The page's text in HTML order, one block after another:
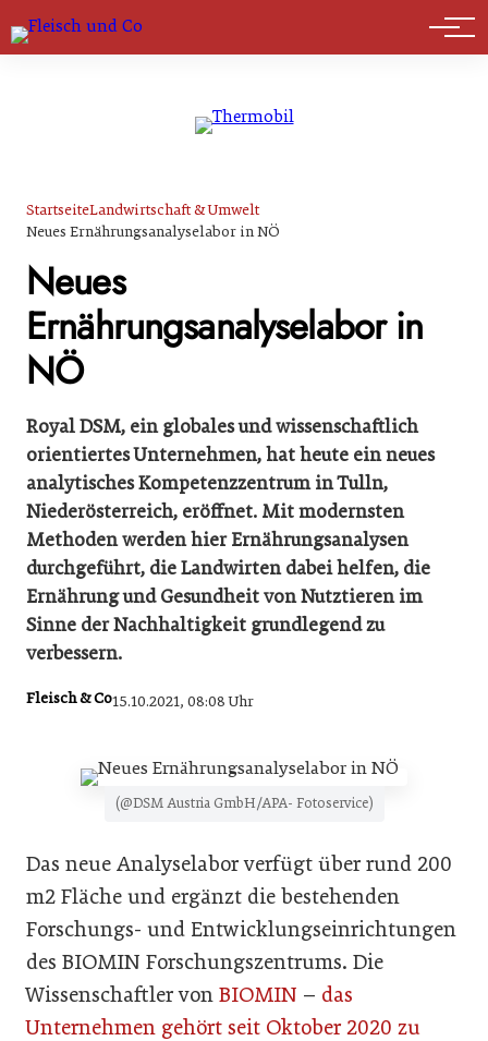
Marktführer
StartseiteLandwirtschaft & Umwelt
Neues Ernährungsanalyselabor in NÖ
Neues
Ernährungsanalyselabor in
NÖ
Royal DSM, ein globales und wissenschaftlich
orientiertes Unternehmen, hat heute ein neues
analytisches Kompetenzzentrum in Tulln,
Niederösterreich, eröffnet. Mit modernsten
Methoden werden hier Ernährungsanalysen
durchgeführt, die Landwirten dabei helfen, die
Ernährung und Gesundheit von Nutztieren im
Sinne der Nachhaltigkeit grundlegend zu
verbessern.
Fleisch & Co15.10.2021, 08:08 Uhr
(@DSM Austria GmbH/APA- Fotoservice)
Das neue Analyselabor verfügt über rund 200
m2 Fläche und ergänzt die bestehenden
Forschungs- und Entwicklungseinrichtungen
des BIOMIN Forschungszentrums. Die
Wissenschaftler von BIOMIN – das
Unternehmen gehört seit Oktober 2020 zu